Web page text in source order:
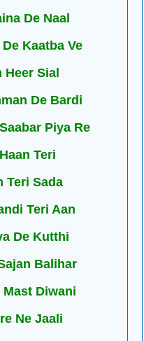
De Naal
Kaatba Ve
Heer Sial
De Bardi
Piya Re
Teri
Teri Sada
Teri Aan
De Kutthi
Balihar
Mast Diwani
Ne Jaali